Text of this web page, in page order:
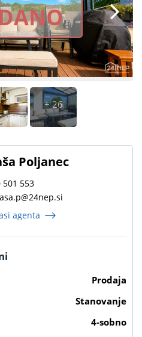
+ 26
Poljanec
501 553
agenta
Prodaja
Stanovanje
4-sobno